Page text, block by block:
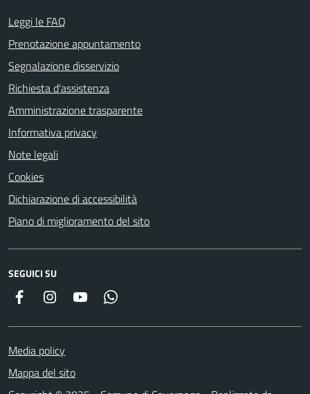
Leggi le FAQ
Prenotazione appuntamento
Segnalazione disservizio
Richiesta d'assistenza
Amministrazione trasparente
Informativa privacy
Note legali
Cookies
Dichiarazione di accessibilità
Piano di miglioramento del sito
SEGUICI SU
Facebook InstagramYouTube
Media policy
Mappa del sito